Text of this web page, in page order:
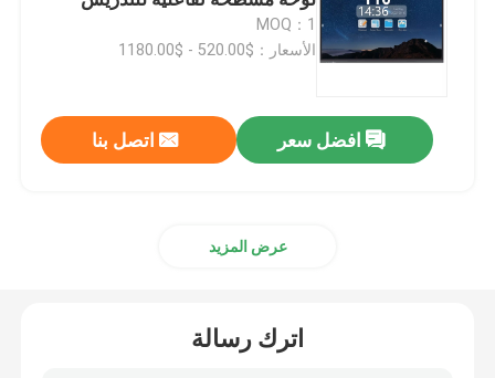
75 بوصة السبورة الذكية
MOQ：1
الأسعار：$520.00 - $1180.00
افضل سعر اتصل بنا
عرض المزيد
اترك رسالة